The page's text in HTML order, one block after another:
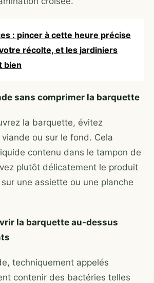
: pincer à cette heure précise
récolte, et les jardiniers
bien
sans comprimer la barquette
la barquette, évitez
viande ou sur le fond. Cela
contenu dans le tampon de
plutôt délicatement le produit
une assiette ou une planche
la barquette au-dessus
techniquement appelés
contenir des bactéries telles